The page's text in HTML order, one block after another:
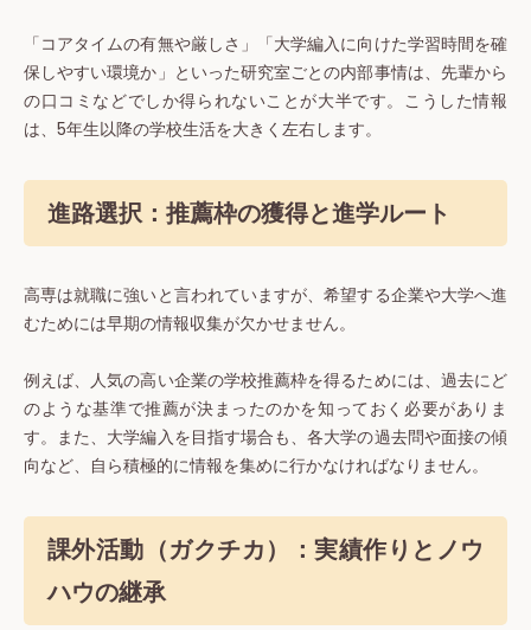
「コアタイムの有無や厳しさ」「大学編入に向けた学習時間を確
保しやすい環境か」といった研究室ごとの内部事情は、先輩から
の口コミなどでしか得られないことが大半です。こうした情報
は、5年生以降の学校生活を大きく左右します。
進路選択：推薦枠の獲得と進学ルート
高専は就職に強いと言われていますが、希望する企業や大学へ進
むためには早期の情報収集が欠かせません。
例えば、人気の高い企業の学校推薦枠を得るためには、過去にど
のような基準で推薦が決まったのかを知っておく必要がありま
す。また、大学編入を目指す場合も、各大学の過去問や面接の傾
向など、自ら積極的に情報を集めに行かなければなりません。
課外活動（ガクチカ）：実績作りとノウ
ハウの継承